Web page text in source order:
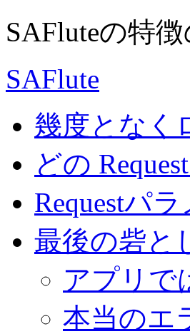
SAFluteの特
SAFlute
幾度となく
どの
Requestパ
最後の砦と
アプリで
本当のエ